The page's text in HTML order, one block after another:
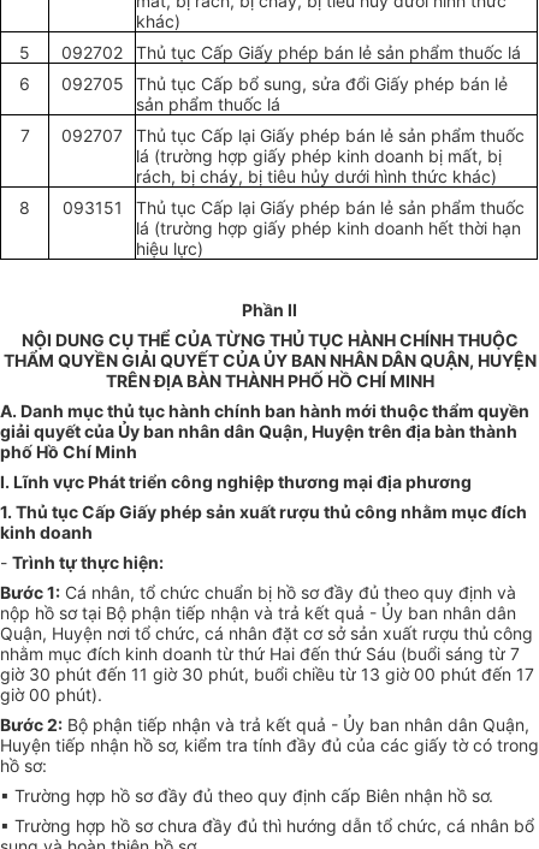
khác)
5
092702
Thủ tục Cấp Giấy phép bán lẻ sản phẩm thuốc lá
6
092705
Thủ tục Cấp bổ sung, sửa đổi Giấy phép bán lẻ
sản phẩm thuốc lá
7
092707
Thủ tục Cấp lại Giấy phép bán lẻ sản phẩm thuốc
lá (trường hợp giấy phép kinh doanh bị mất, bị
rách, bị cháy, bị tiêu hủy dưới hình thức khác)
8
093151
Thủ tục Cấp lại Giấy phép bán lẻ sản phẩm thuốc
lá (trường hợp giấy phép kinh doanh hết thời hạn
hiệu lực)
Phần II
NỘI DUNG CỤ THỂ CỦA TỪNG THỦ TỤC HÀNH CHÍNH THUỘC
THẨM QUYỀN GIẢI QUYẾT CỦA ỦY BAN NHÂN DÂN QUẬN, HUYỆN
TRÊN ĐỊA BÀN THÀNH PHỐ HỒ CHÍ MINH
A. Danh mục thủ tục hành chính ban hành mới thuộc thẩm quyền
giải quyết của Ủy ban nhân dân Quận, Huyện trên địa bàn thành
phố Hồ Chí Minh
I. Lĩnh vực Phát triển công nghiệp thương mại địa phương
1. Thủ tục Cấp Giấy phép sản xuất rượu thủ công nhằm mục đích
kinh doanh
- Trình tự thực hiện:
Bước 1: Cá nhân, tổ chức chuẩn bị hồ sơ đầy đủ theo quy định và
nộp hồ sơ tại Bộ phận tiếp nhận và trả kết quả - Ủy ban nhân dân
Quận, Huyện nơi tổ chức, cá nhân đặt cơ sở sản xuất rượu thủ công
nhằm mục đích kinh doanh từ thứ Hai đến thứ Sáu (buổi sáng từ 7
giờ 30 phút đến 11 giờ 30 phút, buổi chiều từ 13 giờ 00 phút đến 17
giờ 00 phút).
Bước 2: Bộ phận tiếp nhận và trả kết quả - Ủy ban nhân dân Quận,
Huyện tiếp nhận hồ sơ, kiểm tra tính đầy đủ của các giấy tờ có trong
hồ sơ:
▪ Trường hợp hồ sơ đầy đủ theo quy định cấp Biên nhận hồ sơ.
▪ Trường hợp hồ sơ chưa đầy đủ thì hướng dẫn tổ chức, cá nhân bổ